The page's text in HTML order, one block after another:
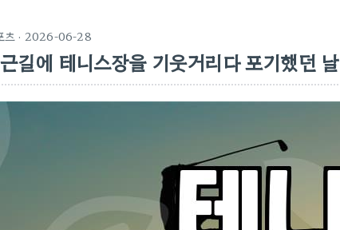
츠 · 2026-06-28
길에 테니스장을 기웃거리다 포기했던 날